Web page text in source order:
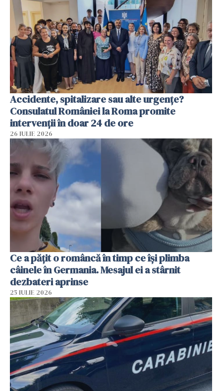
Accidente, spitalizare sau alte urgențe?
Consulatul României la Roma promite
intervenții în doar 24 de ore
26 IULIE 2026
Ce a pățit o româncă în timp ce își plimba
câinele în Germania. Mesajul ei a stârnit
dezbateri aprinse
25 IULIE 2026